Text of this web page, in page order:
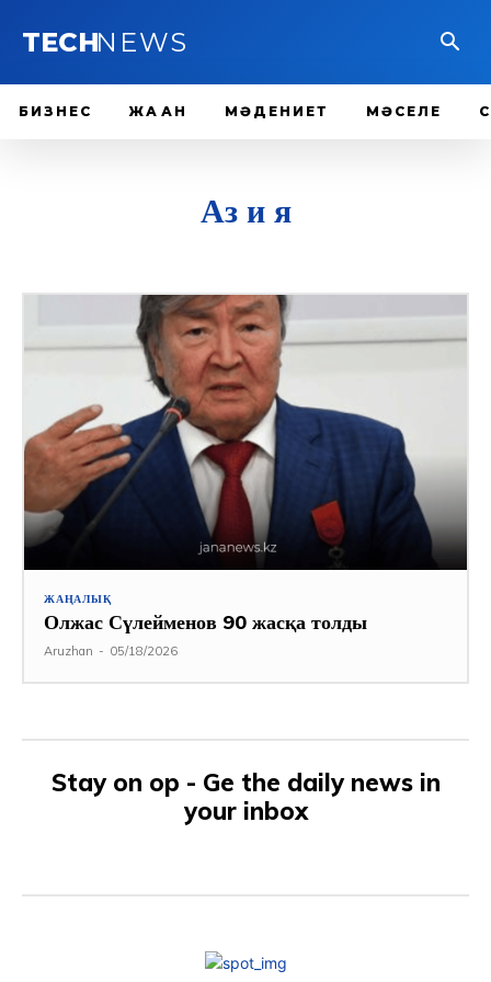
TECHNEWS
БИЗНЕС ЖАҺАН МӘДЕНИЕТ МӘСЕЛЕ
Аз и я
ЖАҢАЛЫҚ
Олжас Сүлейменов 90 жасқа толды
Aruzhan - 05/18/2026
Stay on op - Ge the daily news in
your inbox